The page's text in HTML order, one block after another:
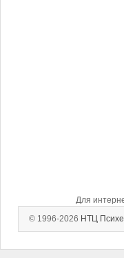
Для
© 1996-2026 НТЦ